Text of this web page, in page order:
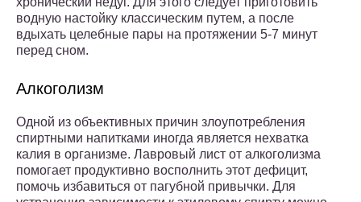
водную настойку классическим путем, а после
вдыхать целебные пары на протяжении 5-7 минут
перед сном.
Алкоголизм
Одной из объективных причин злоупотребления
спиртными напитками иногда является нехватка
калия в организме. Лавровый лист от алкоголизма
помогает продуктивно восполнить этот дефицит,
помочь избавиться от пагубной привычки. Для